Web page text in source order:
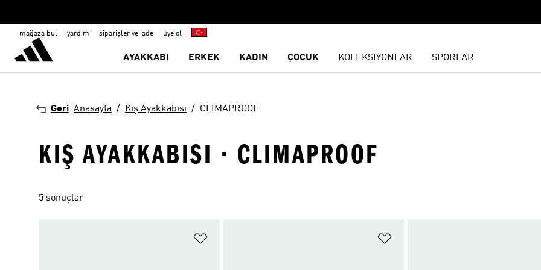
mağaza bul yardım siparişler ve iade üye ol
AYAKKABI ERKEK KADIN ÇOCUK KOLEKSİYONLAR SPORLAR
Geri Anasayfa Kış Ayakkabısı CLIMAPROOF
KIŞ AYAKKABISI · CLIMAPROOF
5 sonuçlar